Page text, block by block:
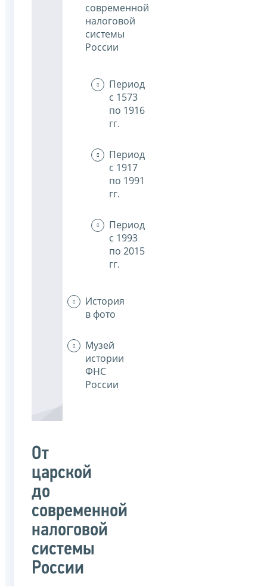
современной
налоговой
системы
России
Период
с 1573
по 1916
гг.
Период
с 1917
по 1991
гг.
Период
с 1993
по 2015
гг.
История
в фото
Музей
истории
ФНС
России
От
царской
до
современной
налоговой
системы
России